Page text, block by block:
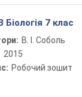
Біологія 7 клас
В. І. Соболь
2015
Робочий зошит